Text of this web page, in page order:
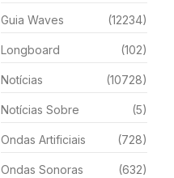
Guia Waves (12234)
Longboard (102)
Notícias (10728)
Notícias Sobre (5)
Ondas Artificiais (728)
Ondas Sonoras (632)